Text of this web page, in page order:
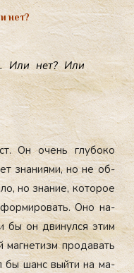
нет?
Или нет? Или
Он очень глу­боко
зна­ни­ями, но не об­
но зна­ние, ко­торое
Оно на­
бы он дви­нул­ся этим
про­давать
бы шанс вый­ти на ма­